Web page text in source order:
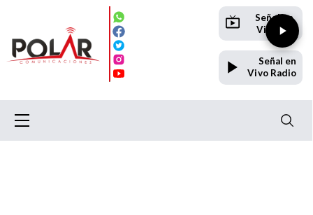
Señal en
Vivo TV
Señal en
Vivo Radio